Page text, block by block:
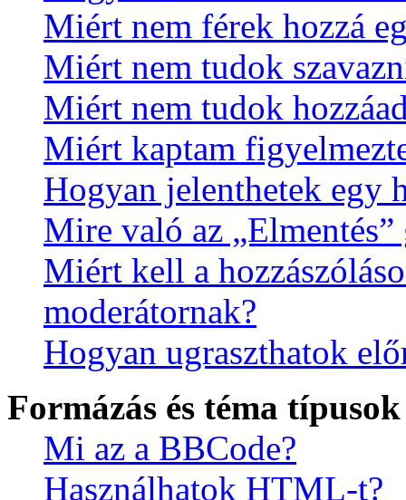
Miért nem férek hozzá
Miért nem tudok
Miért nem tudok
Miért kaptam
Hogyan jelenthetek egy
Mire való az
Miért kell a
moderátornak?
Hogyan ugraszthatok
Formázás és téma típusok
Mi az a BBCode?
Használhatok HTML-t?